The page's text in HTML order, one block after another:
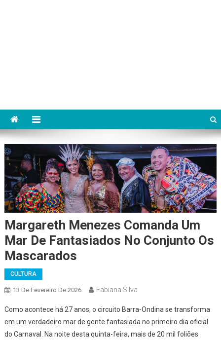
Margareth Menezes Comanda Um
Mar De Fantasiados No Conjunto Os
Mascarados
CULTURA
13 De Fevereiro De 2026 Fabiana Silva
Como acontece há 27 anos, o circuito Barra-Ondina se transforma
em um verdadeiro mar de gente fantasiada no primeiro dia oficial
do Carnaval. Na noite desta quinta-feira, mais de 20 mil foliões